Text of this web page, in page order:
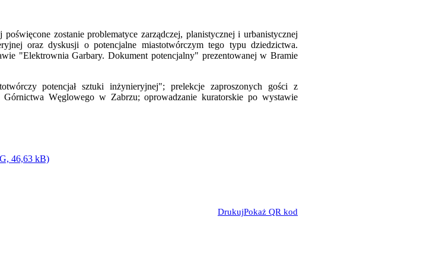
zostanie problematyce zarządczej, planistycznej i urbanistycznej
oraz dyskusji o potencjalne miastotwórczym tego typu dziedzictwa.
"Elektrownia Garbary. Dokument potencjalny" prezentowanej w Bramie
potencjał sztuki inżynieryjnej"; prelekcje zaproszonych gości z
Węglowego w Zabrzu; oprowadzanie kuratorskie po wystawie
46,63 kB)
DrukujPokaż QR kod